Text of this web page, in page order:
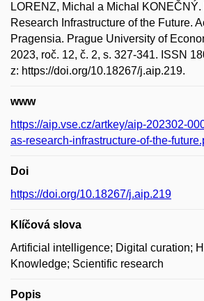
LORENZ, Michal a Michal
Research Infrastructure of the Future.
Pragensia. Prague University of
2023, roč. 12, č. 2, s. 327-341. ISSN
z: https://doi.org/10.18267/j.aip.219.
www
https://aip.vse.cz/artkey/aip-202302-
as-research-infrastructure-of-the-
Doi
https://doi.org/10.18267/j.aip.219
Klíčová slova
Artificial intelligence; Digital curation;
Knowledge; Scientific research
Popis